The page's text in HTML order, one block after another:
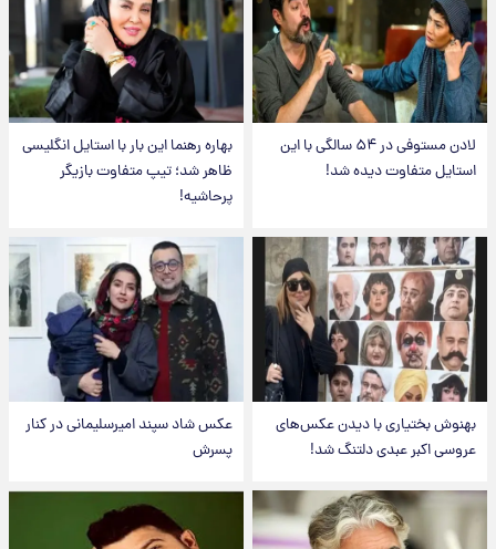
لادن مستوفی در ۵۴ سالگی با این
استایل متفاوت دیده شد!
بهاره رهنما این بار با استایل انگلیسی
ظاهر شد؛ تیپ متفاوت بازیگر
پرحاشیه!
بهنوش بختیاری با دیدن عکس‌های
عروسی اکبر عبدی دلتنگ شد!
عکس شاد سپند امیرسلیمانی در کنار
پسرش